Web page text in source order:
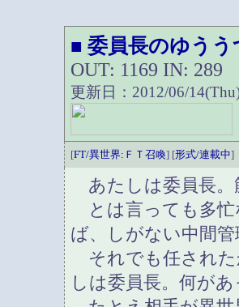
■ 委員長のゆうう
OUT: 1169 IN: 289
更新日：2012/06/
[FT/異世界:ＦＴ召喚] [形式/連載中]
あたしは委員長。
とは言っても多忙
ば、しがない中間
それでも任された
しは委員長。何が